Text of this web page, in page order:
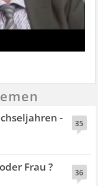
35
-
36
Frau ?